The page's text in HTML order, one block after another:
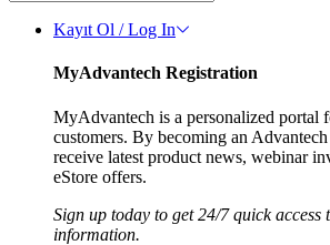
Kayıt Ol / Log In
MyAdvantech Registration
MyAdvantech is a personalized portal
customers. By becoming an
receive latest product news, webinar
eStore offers.
Sign up today to get 24/7 quick access
information.